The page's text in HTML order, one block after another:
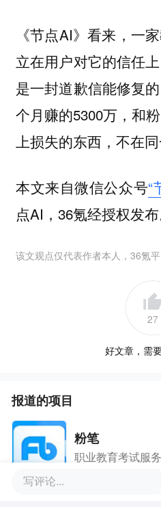
《节点AI》看来，一
立在用户对它的信任
是一封道歉信能修复
个月赚的5300万，和
上损失的东西，不在同
本文来自微信公众号“
点AI，36氪经授权发布
该文观点仅代表作者本人，36氪
27
好文章，需
报道的项目
粉笔
职业教育考试服
写评论...